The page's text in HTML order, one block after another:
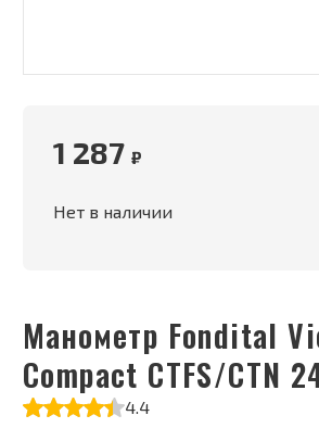
Манометр Fondital Victoria
Compact CTFS/CTN
4.4
1 287 ₽
Нет в наличии